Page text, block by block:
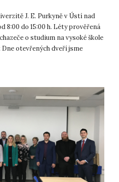
J. E. Purkyně v Ústí nad
8:00 do 15:00 h. Léty prověřená
o studium na vysoké škole
otevřených dveří jsme